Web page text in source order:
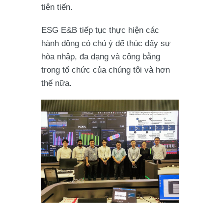
tiên tiến.
ESG E&B tiếp tục thực hiện các
hành động có chủ ý để thúc đẩy sự
hòa nhập, đa dạng và công bằng
trong tổ chức của chúng tôi và hơn
thế nữa.